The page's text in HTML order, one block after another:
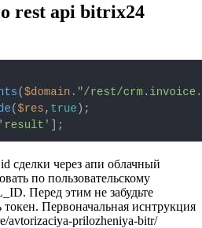
rest api bitrix24
сделки через апи облачный
по пользовательскому
Перед этим не забудьте
токен. Первоначальная иснтрукция
avtorizaciya-prilozheniya-bitr/